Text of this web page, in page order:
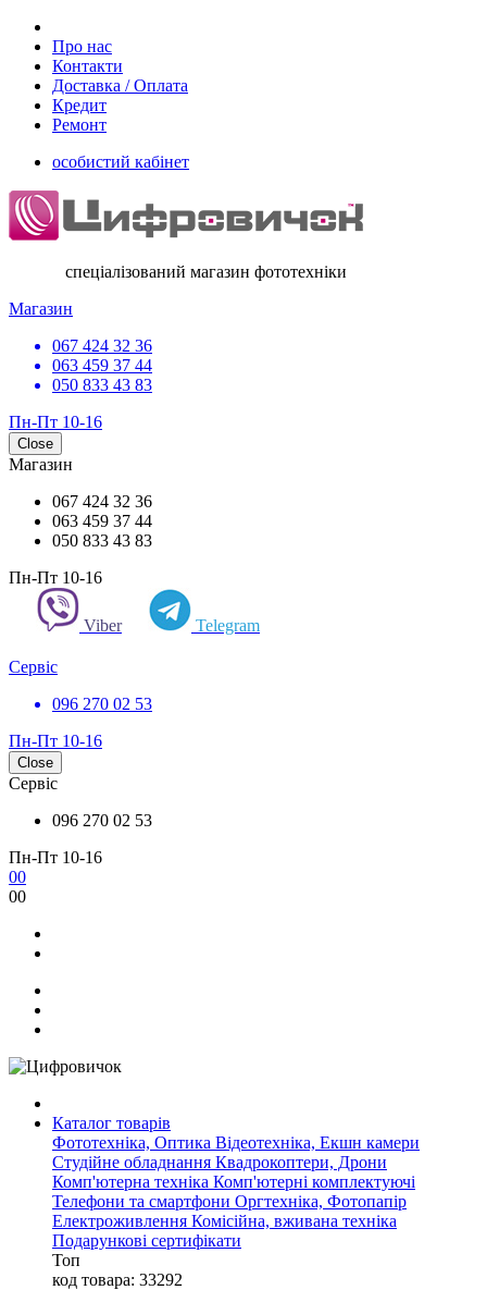
Про нас
Контакти
Доставка / Оплата
Кредит
Ремонт
особистий кабінет
спеціалізований магазин фототехніки
Магазин
067 424 32 36
063 459 37 44
050 833 43 83
Пн-Пт 10-16
Close
Магазин
067 424 32 36
063 459 37 44
050 833 43 83
Пн-Пт 10-16
Viber Telegram
Сервіс
096 270 02 53
Пн-Пт 10-16
Close
Сервіс
096 270 02 53
Пн-Пт 10-16
00
00
Каталог товарів
Фототехніка, Оптика Відеотехніка, Екшн камери
Студійне обладнання Квадрокоптери, Дрони
Комп'ютерна техніка Комп'ютерні комплектуючі
Телефони та смартфони Оргтехніка, Фотопапір
Електроживлення Комісійна, вживана техніка
Подарункові сертифікати
Топ
код товара: 33292